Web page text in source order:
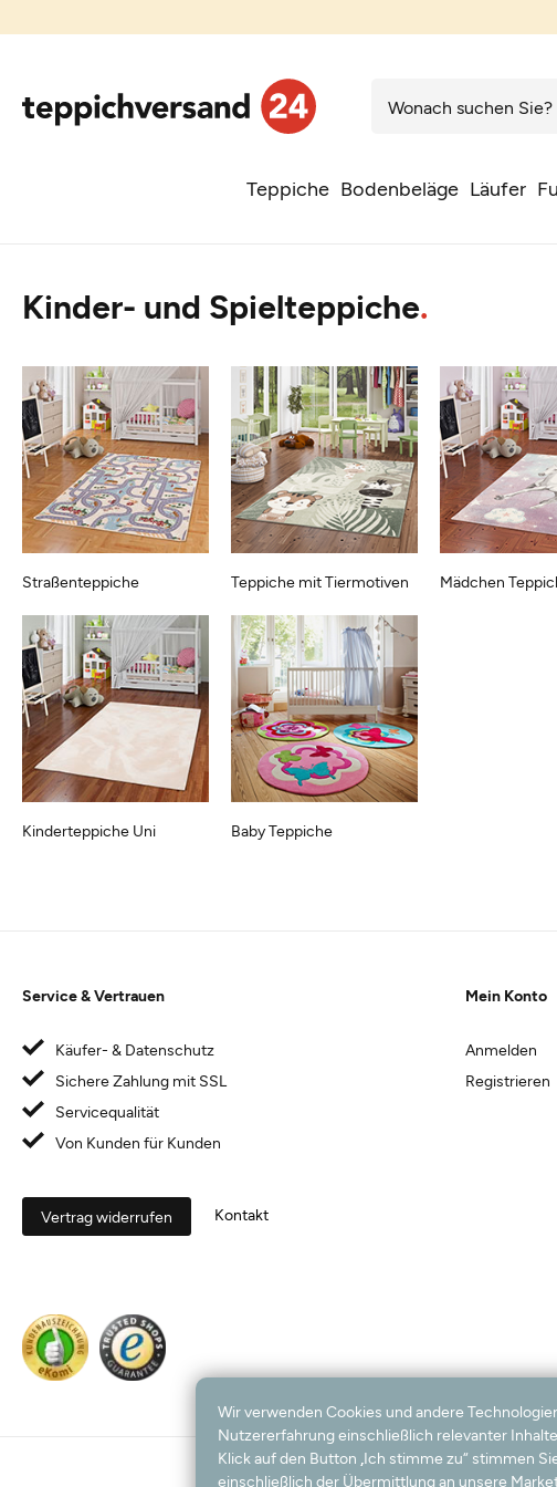
Teppiche Bodenbeläge Läufer
Kinder- und Spielteppiche
Straßenteppiche Teppiche mit Tiermotiven Mädchen
Baby Teppiche
Kinderteppiche Uni
Mein Konto
Anmelden
Registrieren
Service & Vertrauen
Käufer- & Datenschutz
Sichere Zahlung mit SSL
Servicequalität
Von Kunden für Kunden
Vertrag widerrufen Kontakt
Wir verwenden Cookies und andere
Nutzererfahrung einschließlich relevanter
Klick auf den Button „Ich stimme zu“ stimmen
einschließlich der Übermittlung an unsere